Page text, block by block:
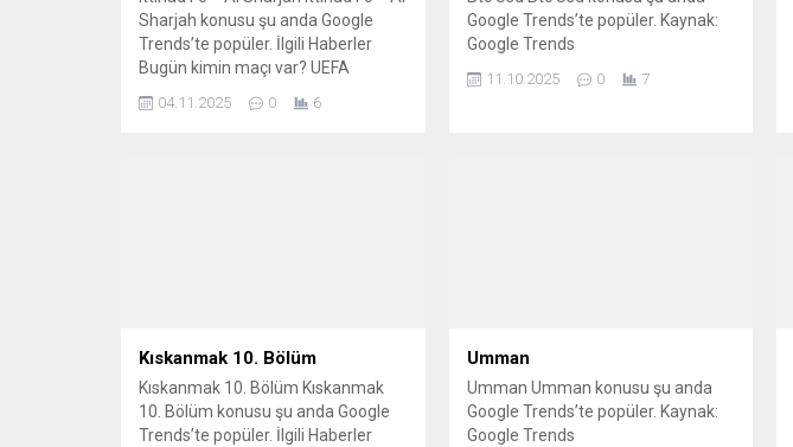
Sharjah konusu şu anda Google
Trends’te popüler. İlgili Haberler
Bugün kimin maçı var? UEFA
Şampiyonlar Ligi 4 Kasım maç
programı Karim Benzema, Asya
04.11.2025 0 6
Google Trends’te popüler. Kaynak:
Google Trends
11.10.2025 0 7
Kıskanmak 10. Bölüm
Kıskanmak 10. Bölüm Kıskanmak
10. Bölüm konusu şu anda Google
Trends’te popüler. İlgili Haberler
Umman
Umman Umman konusu şu anda
Google Trends’te popüler. Kaynak:
Google Trends